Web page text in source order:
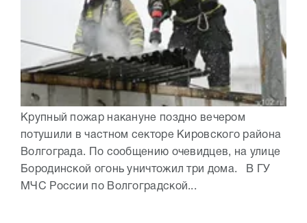
Крупный пожар накануне поздно вечером
потушили в частном секторе Кировского района
Волгограда. По сообщению очевидцев, на улице
Бородинской огонь уничтожил три дома. В ГУ
МЧС России по Волгоградской...